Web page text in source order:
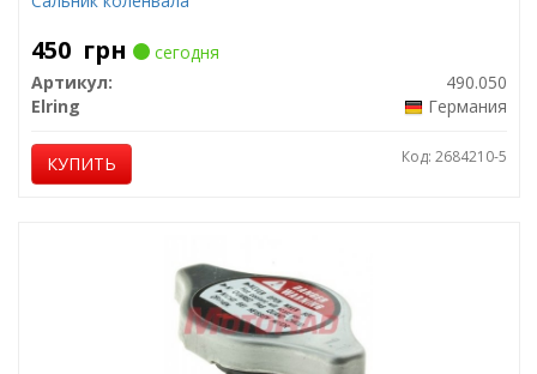
450 грн
сегодня
Артикул:
490.050
Elring
Германия
КУПИТЬ Код: 2684210-5